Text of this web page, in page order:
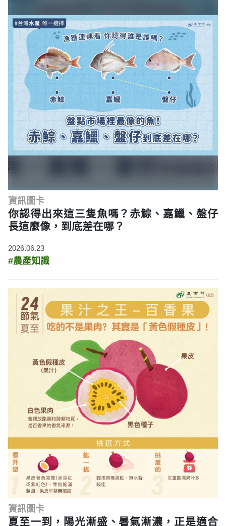
資訊圖卡
你認得出來這三隻魚嗎？赤鯮、嘉鱲、盤仔
長這麼像，到底差在哪？
2026.06.23
#農產知識
資訊圖卡
夏至一到，陽光漸盛、暑氣漸濃，正是適合